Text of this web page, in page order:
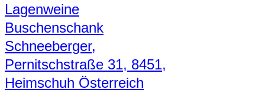
Lagenweine
Buschenschank
Schneeberger,
Pernitschstraße 31, 8451,
Heimschuh Österreich